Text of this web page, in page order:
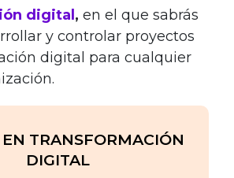
digital , en el que sabrás
y controlar proyectos
digital para cualquier
.
TRANSFORMACIÓN
DIGITAL